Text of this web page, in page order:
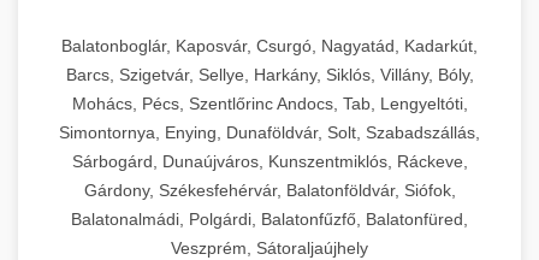
Balatonboglár, Kaposvár, Csurgó, Nagyatád, Kadarkút,
Barcs, Szigetvár, Sellye, Harkány, Siklós, Villány, Bóly,
Mohács, Pécs, Szentlőrinc Andocs, Tab, Lengyeltóti,
Simontornya, Enying, Dunaföldvár, Solt, Szabadszállás,
Sárbogárd, Dunaújváros, Kunszentmiklós, Ráckeve,
Gárdony, Székesfehérvár, Balatonföldvár, Siófok,
Balatonalmádi, Polgárdi, Balatonfűzfő, Balatonfüred,
Veszprém, Sátoraljaújhely